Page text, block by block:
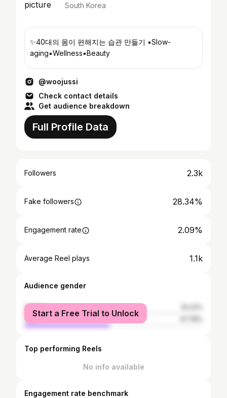
South Korea
✨️40대의 몸이 편해지는 습관 만들기 ▪︎Slow-
aging▪︎Wellness▪︎Beauty
@woojussi
Check contact details
Get audience breakdown
Full Profile Data
Followers 2.3k
Fake followers 28.34%
Engagement rate 2.09%
Average Reel plays 1.1k
Audience gender
female
male
Start a Free Trial to Unlock
Top performing Reels
No info available
Engagement rate benchmark